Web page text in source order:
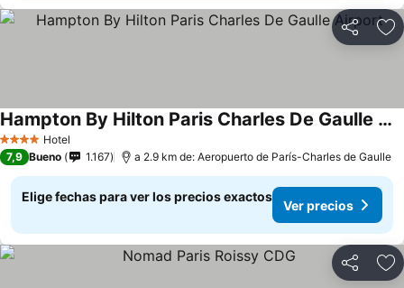
Compartir
4 EstrellasHotel
Hampton By Hilton Paris Charles De Gaulle Airport
7,9 Bueno 1.167 a 2.9 km de: Aeropuerto de París-Charles de Gaulle
Elige fechas para ver los precios exactos
Ver precios
Compartir